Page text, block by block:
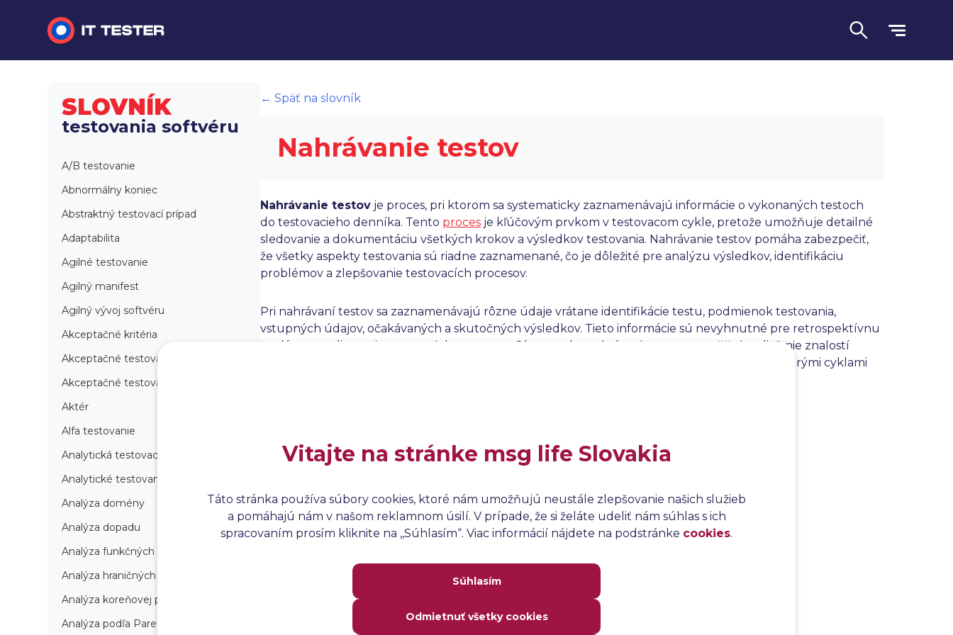
Automatizované testovanie
Slovník
Jazyk
SLOVNÍK
testovania softvéru
A/B testovanie
Abnormálny koniec
Abstraktný testovací prípad
Adaptabilita
Agilné testovanie
Agilný manifest
Agilný vývoj softvéru
Akceptačné kritéria
Akceptačné testovanie
Akceptačné testovanie produkcie
Aktér
Alfa testovanie
Analytická testovacia stratégia
Analytické testovanie
Analýza domény
Analýza dopadu
Analýza funkčných bodov
Analýza hraničných hodnôt
Analýza koreňovej príčiny
Analýza podľa Paretovej metódy
← Späť na slovník
Nahrávanie testov
Nahrávanie testov je proces, pri ktorom sa systematicky zaznamenávajú informácie o vykonaných testoch
do testovacieho denníka. Tento proces je kľúčovým prvkom v testovacom cykle, pretože umožňuje detailné
sledovanie a dokumentáciu všetkých krokov a výsledkov testovania. Nahrávanie testov pomáha zabezpečiť,
že všetky aspekty testovania sú riadne zaznamenané, čo je dôležité pre analýzu výsledkov, identifikáciu
problémov a zlepšovanie testovacích procesov.
Pri nahrávaní testov sa zaznamenávajú rôzne údaje vrátane identifikácie testu, podmienok testovania,
vstupných údajov, očakávaných a skutočných výsledkov. Tieto informácie sú nevyhnutné pre retrospektívnu
analýzu a auditovanie testovacieho procesu. Okrem toho nahrávanie testov umožňuje zdieľanie znalostí
medzi členmi tímu a podporuje kontinuitu testovania, čo je dôležité najmä v projektoch s viacerými cyklami
Vitajte na stránke msg life Slovakia
Táto stránka používa súbory cookies, ktoré nám umožňujú neustále zlepšovanie našich služieb
a pomáhajú nám v našom reklamnom úsilí. V prípade, že si želáte udeliť nám súhlas s ich
spracovaním prosím kliknite na ,,Súhlasím“. Viac informácií nájdete na podstránke cookies.
Súhlasím
Odmietnuť všetky cookies